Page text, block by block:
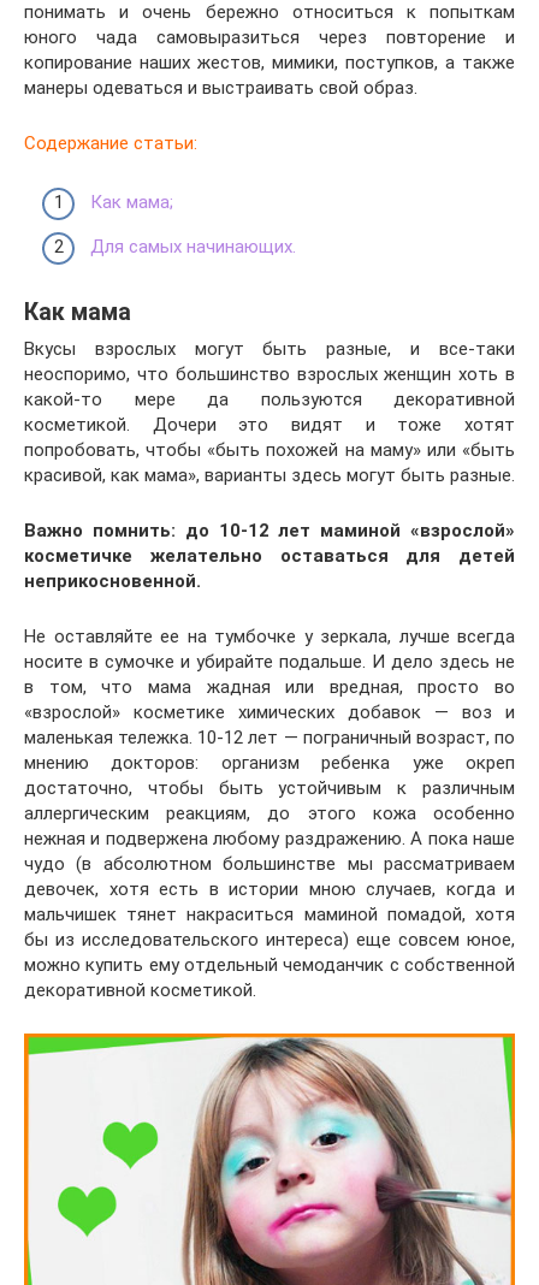
понимать и очень бережно относиться к попыткам
юного чада самовыразиться через повторение и
копирование наших жестов, мимики, поступков, а также
манеры одеваться и выстраивать свой образ.
Содержание статьи:
Как мама;
Для самых начинающих.
Как мама
Вкусы взрослых могут быть разные, и все-таки
неоспоримо, что большинство взрослых женщин хоть в
какой-то мере да пользуются декоративной
косметикой. Дочери это видят и тоже хотят
попробовать, чтобы «быть похожей на маму» или «быть
красивой, как мама», варианты здесь могут быть разные.
Важно помнить: до 10-12 лет маминой «взрослой»
косметичке желательно оставаться для детей
неприкосновенной.
Не оставляйте ее на тумбочке у зеркала, лучше всегда
носите в сумочке и убирайте подальше. И дело здесь не
в том, что мама жадная или вредная, просто во
«взрослой» косметике химических добавок — воз и
маленькая тележка. 10-12 лет — пограничный возраст, по
мнению докторов: организм ребенка уже окреп
достаточно, чтобы быть устойчивым к различным
аллергическим реакциям, до этого кожа особенно
нежная и подвержена любому раздражению. А пока наше
чудо (в абсолютном большинстве мы рассматриваем
девочек, хотя есть в истории мною случаев, когда и
мальчишек тянет накраситься маминой помадой, хотя
бы из исследовательского интереса) еще совсем юное,
можно купить ему отдельный чемоданчик с собственной
декоративной косметикой.